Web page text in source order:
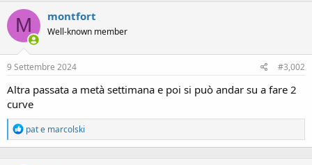
i
o
n
:
M montfort
Well-known member
9 Settembre 2024 #3,002
Altra passata a metà settimana e poi si può andar su a fare 2
curve
R
e
a
pate marcolski